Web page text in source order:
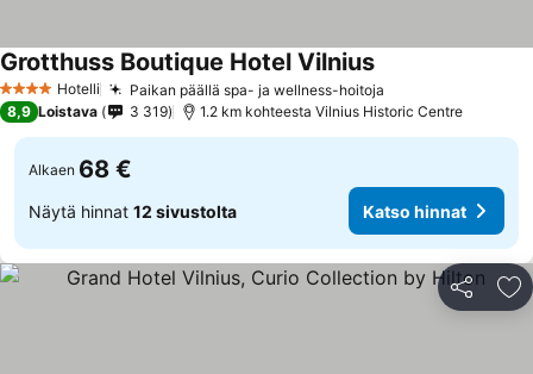
4 Tähtiluokitus
Hotelli Paikan päällä spa- ja wellness-hoitoja
Grotthuss Boutique Hotel Vilnius
8,9 Loistava 3 319 1.2 km kohteesta Vilnius Historic Centre
Alkaen 68 €
Näytä hinnat 12 sivustolta Katso hinnat
Jaa